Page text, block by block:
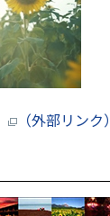
（外部リンク）